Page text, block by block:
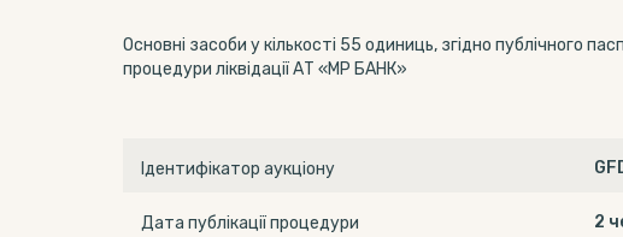
Основні засоби у кількості 55 одиниць, згідно публічного
процедури ліквідації АТ «МР БАНК»
Ідентифікатор аукціону
Дата публікації процедури 2